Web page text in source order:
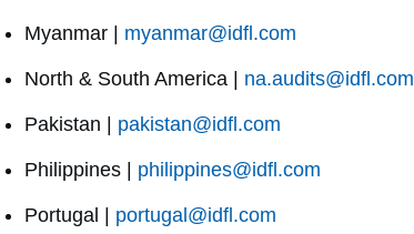
Myanmar | myanmar@idfl.com
North & South America | na.audits@idfl.com
Pakistan | pakistan@idfl.com
Philippines | philippines@idfl.com
Portugal | portugal@idfl.com